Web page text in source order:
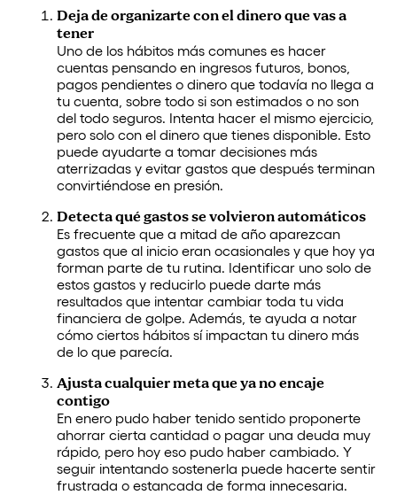
Deja de organizarte con el dinero que vas a
tener
Uno de los hábitos más comunes es hacer
cuentas pensando en ingresos futuros, bonos,
pagos pendientes o dinero que todavía no llega a
tu cuenta, sobre todo si son estimados o no son
del todo seguros. Intenta hacer el mismo ejercicio,
pero solo con el dinero que tienes disponible. Esto
puede ayudarte a tomar decisiones más
aterrizadas y evitar gastos que después terminan
convirtiéndose en presión.
Detecta qué gastos se volvieron automáticos
Es frecuente que a mitad de año aparezcan
gastos que al inicio eran ocasionales y que hoy ya
forman parte de tu rutina. Identificar uno solo de
estos gastos y reducirlo puede darte más
resultados que intentar cambiar toda tu vida
financiera de golpe. Además, te ayuda a notar
cómo ciertos hábitos sí impactan tu dinero más
de lo que parecía.
Ajusta cualquier meta que ya no encaje
contigo
En enero pudo haber tenido sentido proponerte
ahorrar cierta cantidad o pagar una deuda muy
rápido, pero hoy eso pudo haber cambiado. Y
seguir intentando sostenerla puede hacerte sentir
frustrada o estancada de forma innecesaria.